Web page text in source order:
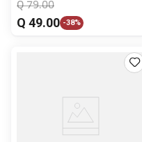
Q 79.00
Q 49.00 -38%